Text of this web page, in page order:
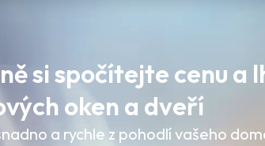
si spočítejte cenu a
oken a dveří
a rychle z pohodlí vašeho